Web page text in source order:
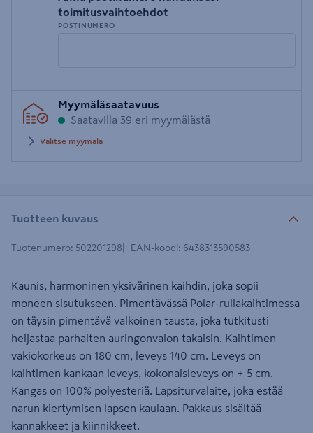
toimitusvaihtoehdot
POSTINUMERO
postinumero
Myymäläsaatavuus
Saatavilla 39 eri myymälästä
Valitse myymälä
Tuotteen kuvaus
Tuotenumero: 502201298 EAN-koodi: 6438313590583
Kaunis, harmoninen yksivärinen kaihdin, joka sopii
moneen sisutukseen. Pimentävässä Polar-rullakaihtimessa
on täysin pimentävä valkoinen tausta, joka tutkitusti
heijastaa parhaiten auringonvalon takaisin. Kaihtimen
vakiokorkeus on 180 cm, leveys 140 cm. Leveys on
kaihtimen kankaan leveys, kokonaisleveys on + 5 cm.
Kangas on 100% polyesteriä. Lapsiturvalaite, joka estää
narun kiertymisen lapsen kaulaan. Pakkaus sisältää
kannakkeet ja kiinnikkeet.